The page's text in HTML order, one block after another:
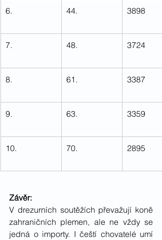
6. 44. 3898
7. 48. 3724
8. 61. 3387
9. 63. 3359
10. 70. 2895
Závěr:
V drezurních soutěžích převažují koně
zahraničních plemen, ale ne vždy se
jedná o importy. I čeští chovatelé umí